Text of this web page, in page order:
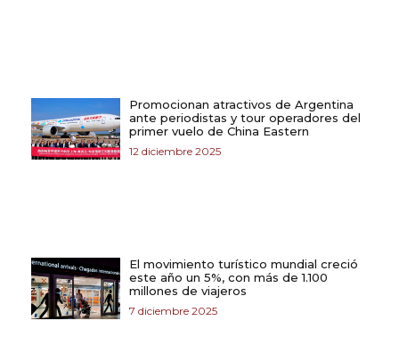
Promocionan atractivos de Argentina
ante periodistas y tour operadores del
primer vuelo de China Eastern
12 diciembre 2025
El movimiento turístico mundial creció
este año un 5%, con más de 1.100
millones de viajeros
7 diciembre 2025